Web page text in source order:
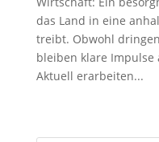
das Land in eine
treibt. Obwohl
bleiben klare Impulse
Aktuell erarbeiten...